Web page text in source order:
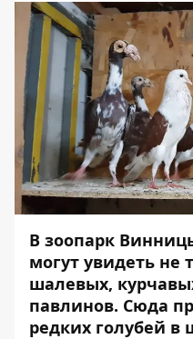
В зоопарк
могут увидеть не
шалевых,
павлинов. Сюда
редких голубей в